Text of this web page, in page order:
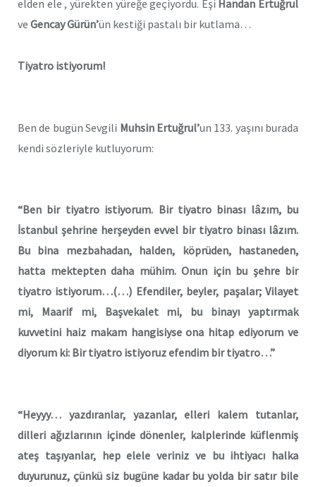
elden ele , yürekten yüreğe geçiyordu. Eşi Handan Ertuğrul
ve Gencay Gürün’ün kestiği pastalı bir kutlama…
Tiyatro istiyorum!
Ben de bugün Sevgili Muhsin Ertuğrul’un 133. yaşını burada
kendi sözleriyle kutluyorum:
“Ben bir tiyatro istiyorum. Bir tiyatro binası lâzım, bu
İstanbul şehrine herşeyden evvel bir tiyatro binası lâzım.
Bu bina mezbahadan, halden, köprüden, hastaneden,
hatta mektepten daha mühim. Onun için bu şehre bir
tiyatro istiyorum…(…) Efendiler, beyler, paşalar; Vilayet
mi, Maarif mi, Başvekalet
mi, bu binayı yaptırmak
kuvvetini haiz makam hangisiyse ona hitap ediyorum ve
diyorum ki: Bir tiyatro istiyoruz efendim bir tiyatro…”
“Heyyy… yazdıranlar, yazanlar, elleri kalem tutanlar,
dilleri ağızlarının içinde dönenler, kalplerinde küflenmiş
ateş taşıyanlar, hep elele veriniz ve bu ihtiyacı halka
duyurunuz, çünkü siz bugüne kadar bu yolda bir satır bile